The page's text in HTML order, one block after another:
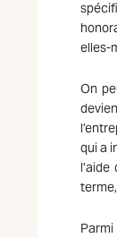
elles-
On
qui a